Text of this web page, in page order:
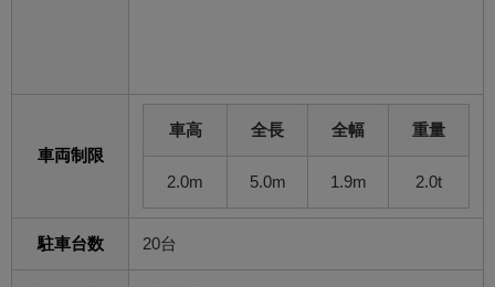
車両制限
車高 全長 全幅 重量
2.0m 5.0m 1.9m 2.0t
駐車台数 20台